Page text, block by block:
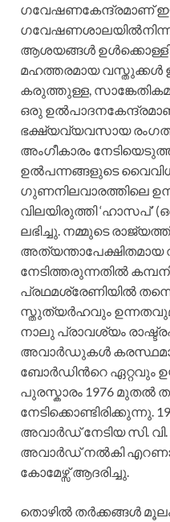
ഗവേഷണകേന്ദ്രമാണ്
ഗവേഷണശാലയില്‍നിന്ന്
ആശയങ്ങള്‍
മഹത്തരമായ വസ്തുക്കള്‍
കരുത്തുള്ള,
ഒരു
ഭക്ഷ്യവ്യവസായ
അംഗീകാരം
ഉല്‍പന്നങ്ങളുടെ
ഗുണനിലവാരത്തിലെ
വിലയിരുത്തി
ലഭിച്ചു. നമ്മുടെ
അത്യന്താപേക്ഷിതമായ
നേടിത്തരുന്നതില്‍
പ്രഥമശ്രേണിയില്‍
സ്തുത്യര്‍ഹവും
നാലു പ്രാവശ്യം
അവാര്‍ഡുകള്‍
ബോര്‍ഡിന്‍റെ ഏറ്റവും
പുരസ്കാരം 1976 മുതല്‍
നേടിക്കൊണ്ടിരിക്കുന്നു.
അവാര്‍ഡ് നേടിയ സി.
അവാര്‍ഡ് നല്‍കി
കോമേഴ്സ് ആദരിച്ചു.
തൊഴില്‍ തര്‍ക്കങ്ങള്‍